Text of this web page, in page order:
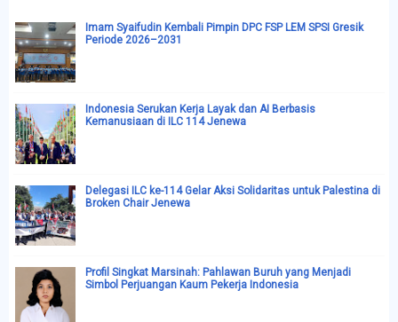
Imam Syaifudin Kembali Pimpin DPC FSP LEM SPSI Gresik
Periode 2026–2031
Indonesia Serukan Kerja Layak dan AI Berbasis
Kemanusiaan di ILC 114 Jenewa
Delegasi ILC ke-114 Gelar Aksi Solidaritas untuk Palestina di
Broken Chair Jenewa
Profil Singkat Marsinah: Pahlawan Buruh yang Menjadi
Simbol Perjuangan Kaum Pekerja Indonesia